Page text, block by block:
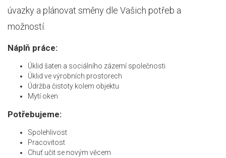
úvazky a plánovat směny dle Vašich potřeb a
možností.
Náplň práce:
Úklid šaten a sociálního zázemí společnosti
Úklid ve výrobních prostorech
Údržba čistoty kolem objektu
Mytí oken
Potřebujeme:
Spolehlivost
Pracovitost
Chuť učit se novým věcem